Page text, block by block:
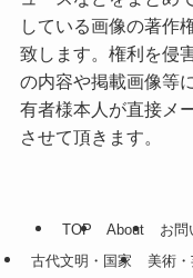
している画像の著作
致します。権利を侵
の内容や掲載画像等
有者様本人が直接メ
させて頂きます。
TOP About お問
古代文明・国家
美術・